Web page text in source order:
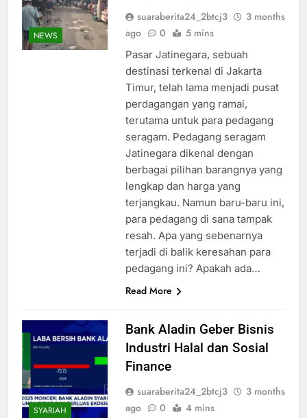
NEWS
suaraberita24_2btcj3
3 months
ago
0 5 mins
Pasar Jatinegara, sebuah
destinasi terkenal di Jakarta
Timur, telah lama menjadi pusat
perdagangan yang ramai,
terutama untuk para pedagang
seragam. Pedagang seragam
Jatinegara dikenal dengan
berbagai pilihan barangnya yang
lengkap dan harga yang
terjangkau. Namun baru-baru ini,
para pedagang di sana tampak
resah. Apa yang sebenarnya
terjadi di balik keresahan para
pedagang ini? Apakah ada…
Read More
SYARIAH
Bank Aladin Geber Bisnis
Industri Halal dan Sosial
Finance
suaraberita24_2btcj3
3 months
ago
0 4 mins